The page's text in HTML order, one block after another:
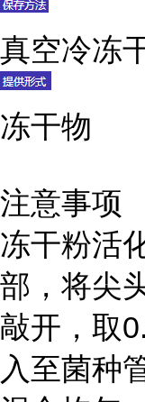
真空冷冻
冻干物
注意事项
冻干粉活
部，将尖
敲开，取
入至菌种